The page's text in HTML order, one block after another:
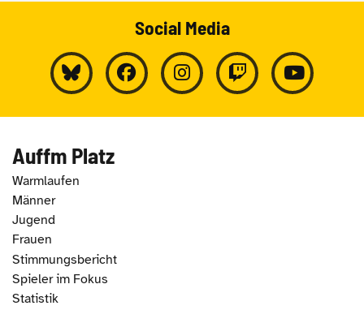
Social Media
Auffm Platz
Warmlaufen
Männer
Jugend
Frauen
Stimmungsbericht
Spieler im Fokus
Statistik